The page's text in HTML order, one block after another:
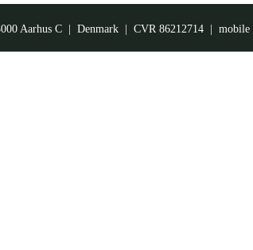
Aarhus C | Denmark | CVR 86212714 | mobile